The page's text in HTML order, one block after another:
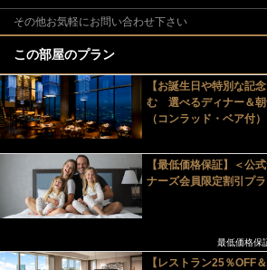
その他お気軽にお問い合わせ下さい
この部屋のプラン
【お誕生日や特別な記
む 選べるディナー＆朝
（コンラッド・ベア付）
【最低価格保証】＜公
ナーズ会員限定割引プ
最低価格保
【レストラン25％OFF